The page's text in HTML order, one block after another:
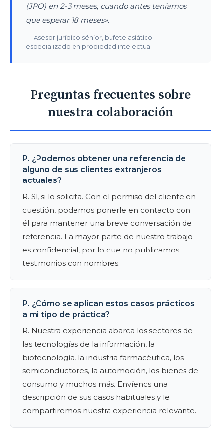
(JPO) en 2-3 meses, cuando antes teníamos
que esperar 18 meses».
— Asesor jurídico sénior, bufete asiático
especializado en propiedad intelectual
Preguntas frecuentes sobre
nuestra colaboración
P. ¿Podemos obtener una referencia de
alguno de sus clientes extranjeros
actuales?
R. Sí, si lo solicita. Con el permiso del cliente en
cuestión, podemos ponerle en contacto con
él para mantener una breve conversación de
referencia. La mayor parte de nuestro trabajo
es confidencial, por lo que no publicamos
testimonios con nombres.
P. ¿Cómo se aplican estos casos prácticos
a mi tipo de práctica?
R. Nuestra experiencia abarca los sectores de
las tecnologías de la información, la
biotecnología, la industria farmacéutica, los
semiconductores, la automoción, los bienes de
consumo y muchos más. Envíenos una
descripción de sus casos habituales y le
compartiremos nuestra experiencia relevante.